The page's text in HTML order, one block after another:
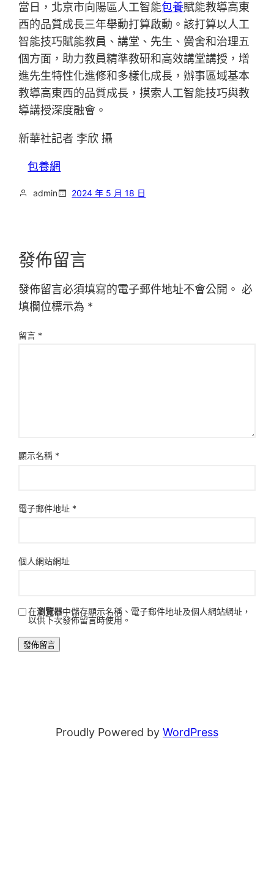
當日，北京市向陽區人工智能包養賦能教導高東
西的品質成長三年舉動打算啟動。該打算以人工
智能技巧賦能教員、講堂、先生、黌舍和治理五
個方面，助力教員精準教研和高效講堂講授，增
進先生特性化進修和多樣化成長，辦事區域基本
教導高東西的品質成長，摸索人工智能技巧與教
導講授深度融會。
新華社記者 李欣 攝
包養網
admin 2024 年 5 月 18 日
發佈留言
發佈留言必須填寫的電子郵件地址不會公開。 必
填欄位標示為 *
留言 *
顯示名稱 *
電子郵件地址 *
個人網站網址
在瀏覽器中儲存顯示名稱、電子郵件地址及個人網站網址，
以供下次發佈留言時使用。
Proudly Powered by WordPress